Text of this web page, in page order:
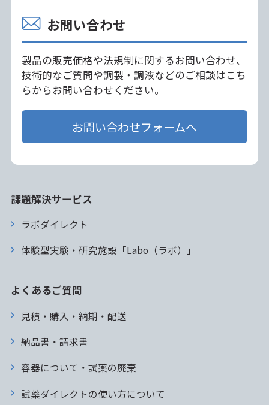
お問い合わせ
製品の販売価格や法規制に関するお問い合わせ、
技術的なご質問や調製・調液などのご相談はこち
らからお問い合わせください。
お問い合わせフォームへ
課題解決サービス
ラボダイレクト
体験型実験・研究施設「Labo（ラボ）」
よくあるご質問
見積・購入・納期・配送
納品書・請求書
容器について・試薬の廃棄
試薬ダイレクトの使い方について